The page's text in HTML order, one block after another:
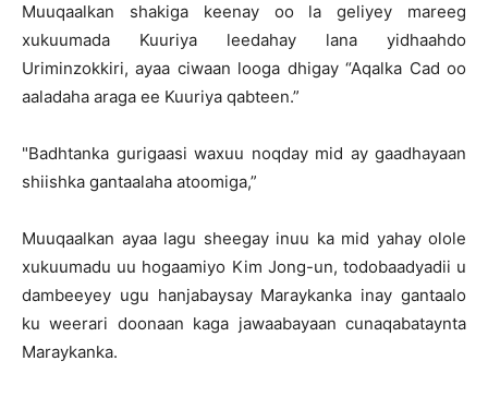
Muuqaalkan shakiga keenay oo la geliyey mareeg
xukuumada Kuuriya leedahay lana yidhaahdo
Uriminzokkiri, ayaa ciwaan looga dhigay “Aqalka Cad oo
aaladaha araga ee Kuuriya qabteen.”
"Badhtanka gurigaasi waxuu noqday mid ay gaadhayaan
shiishka gantaalaha atoomiga,”
Muuqaalkan ayaa lagu sheegay inuu ka mid yahay olole
xukuumadu uu hogaamiyo Kim Jong-un, todobaadyadii u
dambeeyey ugu hanjabaysay Maraykanka inay gantaalo
ku weerari doonaan kaga jawaabayaan cunaqabataynta
Maraykanka.